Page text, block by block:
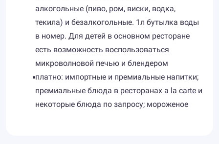
алкогольные (пиво, ром, виски, водка,
текила) и безалкогольные. 1л бутылка воды
в номер. Для детей в основном ресторане
есть возможность воспользоваться
микроволновой печью и блендером
платно: импортные и премиальные напитки;
премиальные блюда в ресторанах a la carte и
некоторые блюда по запросу; мороженое